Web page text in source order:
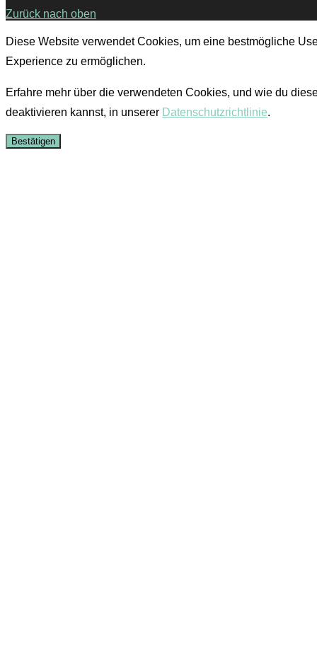
Zurück nach oben
Diese Website verwendet Cookies, um eine bestmögliche
Experience zu ermöglichen.
Erfahre mehr über die verwendeten Cookies, und wie du
deaktivieren kannst, in unserer Datenschutzrichtlinie.
Bestätigen